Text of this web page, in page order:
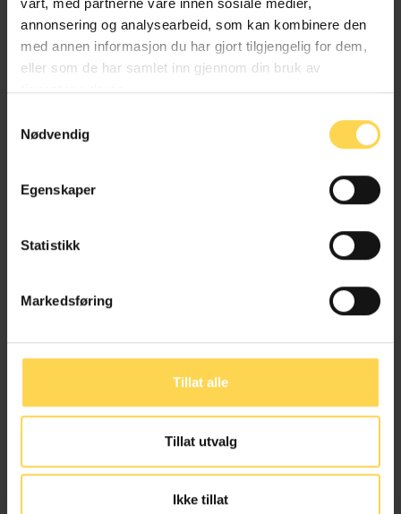
annonsering og analysearbeid, som kan kombinere den
med annen informasjon du har gjort tilgjengelig for dem,
eller som de har samlet inn gjennom din bruk av
tjenestene deres.
Nødvendig
Egenskaper
Statistikk
Markedsføring
Tillat alle
Tillat utvalg
Ikke tillat
En ny milepæl i samarbeidet mellom Lovdata
lanseres på Lovdata Pro. De nye...
Les artikkel